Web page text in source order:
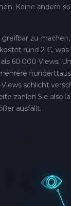
Keine andere
greifbar zu
kostet rund 2 €,
60.000 Views.
schlicht
zahlen Sie also
ausfällt.